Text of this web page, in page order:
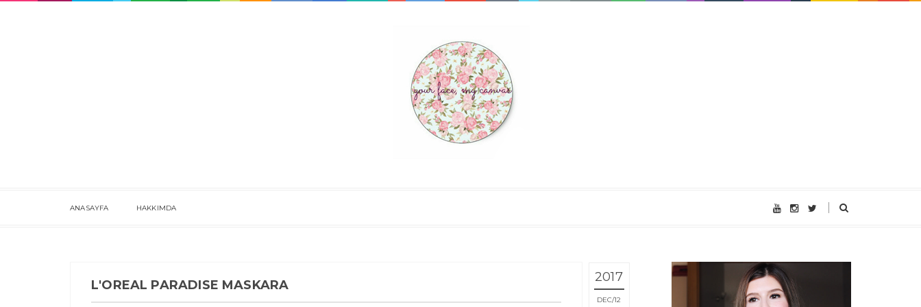
ANASAYFA HAKKIMDA
2017
DEC 12
L'OREAL PARADISE MASKARA